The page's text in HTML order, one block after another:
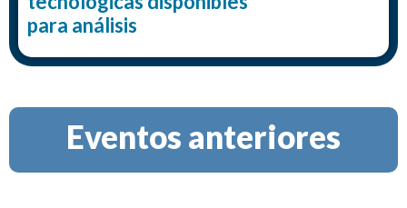
para análisis
Eventos anteriores